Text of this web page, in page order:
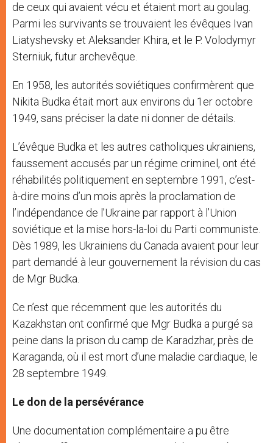
de ceux qui avaient vécu et étaient mort au goulag.
Parmi les survivants se trouvaient les évêques Ivan
Liatyshevsky et Aleksander Khira, et le P. Volodymyr
Sterniuk, futur archevêque.
En 1958, les autorités soviétiques confirmèrent que
Nikita Budka était mort aux environs du 1er octobre
1949, sans préciser la date ni donner de détails.
L’évêque Budka et les autres catholiques ukrainiens,
faussement accusés par un régime criminel, ont été
réhabilités politiquement en septembre 1991, c’est-
à-dire moins d’un mois après la proclamation de
l’indépendance de l’Ukraine par rapport à l’Union
soviétique et la mise hors-la-loi du Parti communiste.
Dès 1989, les Ukrainiens du Canada avaient pour leur
part demandé à leur gouvernement la révision du cas
de Mgr Budka.
Ce n’est que récemment que les autorités du
Kazakhstan ont confirmé que Mgr Budka a purgé sa
peine dans la prison du camp de Karadzhar, près de
Karaganda, où il est mort d’une maladie cardiaque, le
28 septembre 1949.
Le don de la persévérance
Une documentation complémentaire a pu être